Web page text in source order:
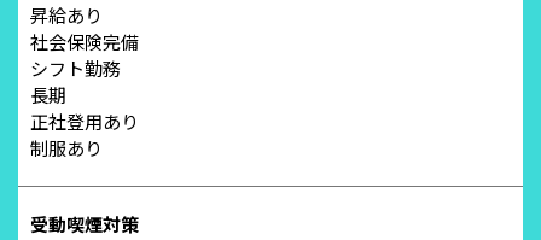
昇給あり
社会保険完備
シフト勤務
長期
正社登用あり
制服あり
受動喫煙対策